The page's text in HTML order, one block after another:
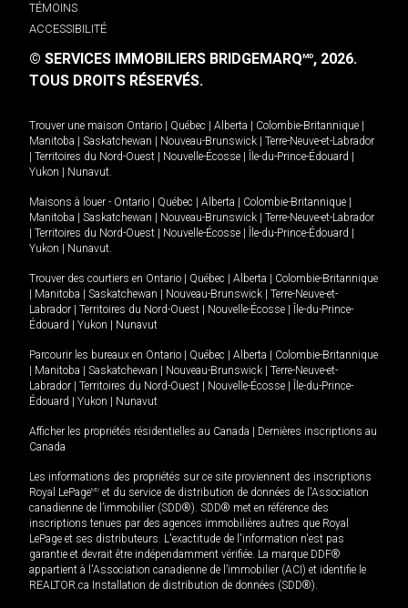
TÉMOINS
ACCESSIBILITÉ
© SERVICES IMMOBILIERS BRIDGEMARQMD, 2026.
TOUS DROITS RÉSERVÉS.
Trouver une maison Ontario Québec Alberta Colombie-Britannique
Manitoba
Saskatchewan Nouveau-Brunswick
Terre-Neuve-et-Labrador
Territoires du Nord-Ouest Nouvelle-Écosse Île-du-Prince-Édouard
Yukon
Nunavut.
Maisons à louer - Ontario Québec Alberta Colombie-Britannique
Manitoba
Saskatchewan Nouveau-Brunswick
Terre-Neuve-et-Labrador
Territoires du Nord-Ouest Nouvelle-Écosse Île-du-Prince-Édouard
Yukon
Nunavut.
Trouver des courtiers en Ontario Québec Alberta
Colombie-Britannique
Manitoba Saskatchewan Nouveau-Brunswick
Terre-Neuve-et-
Labrador
Territoires du Nord-Ouest Nouvelle-Écosse
Île-du-Prince-
Édouard
Yukon Nunavut
Parcourir les bureaux en Ontario Québec Alberta
Colombie-Britannique
Manitoba Saskatchewan Nouveau-Brunswick
Terre-Neuve-et-
Labrador
Territoires du Nord-Ouest Nouvelle-Écosse
Île-du-Prince-
Édouard
Yukon Nunavut
Afficher les propriétés résidentielles au Canada
Dernières inscriptions au
Canada
Les informations des propriétés sur ce site proviennent des inscriptions
Royal LePageMD et du service de distribution de données de l'Association
canadienne de l’immobilier (SDD®). SDD® met en référence des
inscriptions tenues par des agences immobilières autres que Royal
LePage et ses distributeurs. L'exactitude de l'information n'est pas
garantie et devrait être indépendamment vérifiée. La marque DDF®
appartient à l'Association canadienne de l’immobilier (ACI) et identifie le
REALTOR.ca Installation de distribution de données (SDD®).